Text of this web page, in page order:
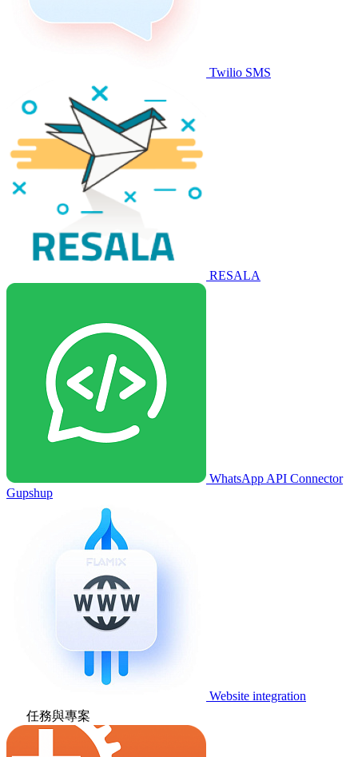
Twilio SMS
RESALA
WhatsApp API Connector
Gupshup
Website integration
任務與專案